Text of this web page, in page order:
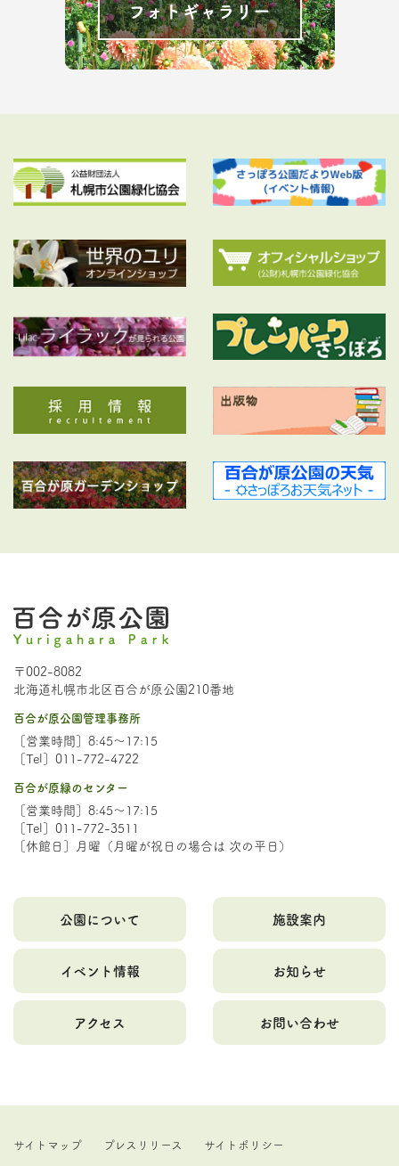
〒002-8082
北海道札幌市北区百合が原公園210番地
百合が原公園管理事務所
［営業時間］8:45～17:15
［Tel］011-772-4722
百合が原緑のセンター
［営業時間］8:45～17:15
［Tel］011-772-3511
［休館日］月曜（月曜が祝日の場合は 次の平日）
公園について 施設案内
イベント情報 お知らせ
アクセス お問い合わせ
サイトマップ プレスリリース サイトポリシー